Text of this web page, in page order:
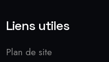
Liens utiles
Plan de site